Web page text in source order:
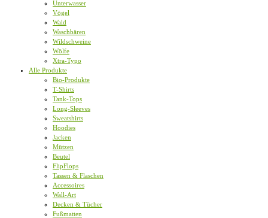
Unterwasser
Vögel
Wald
Waschbären
Wildschweine
Wölfe
Xtra-Typo
Alle Produkte
Bio-Produkte
T-Shirts
Tank-Tops
Long-Sleeves
Sweatshirts
Hoodies
Jacken
Mützen
Beutel
FlipFlops
Tassen & Flaschen
Accessoires
Wall-Art
Decken & Tücher
Fußmatten